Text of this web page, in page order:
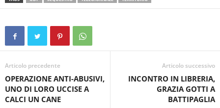
Articolo precedente
OPERAZIONE ANTI-ABUSIVI,
UNO DI LORO UCCISE A
CALCI UN CANE
Articolo successivo
INCONTRO IN LIBRERIA,
GRAZIA GOTTI A
BATTIPAGLIA